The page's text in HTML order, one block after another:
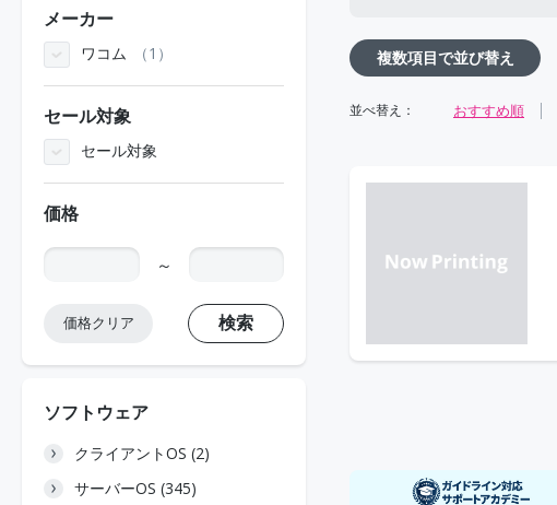
複数項目で並び替え
並べ替え： おすすめ順
メーカー
ワコム 1
セール対象
セール対象
価格
～
価格クリア 検索
ソフトウェア
クライアントOS (2)
サーバーOS (345)